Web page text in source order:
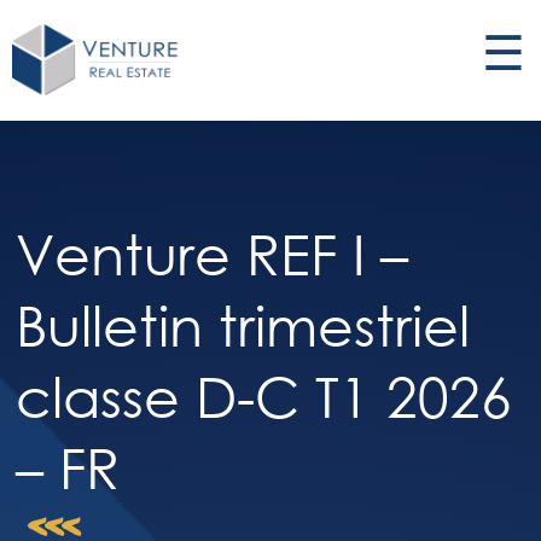
☰
Venture REF I –
Bulletin trimestriel
classe D-C T1 2026
– FR